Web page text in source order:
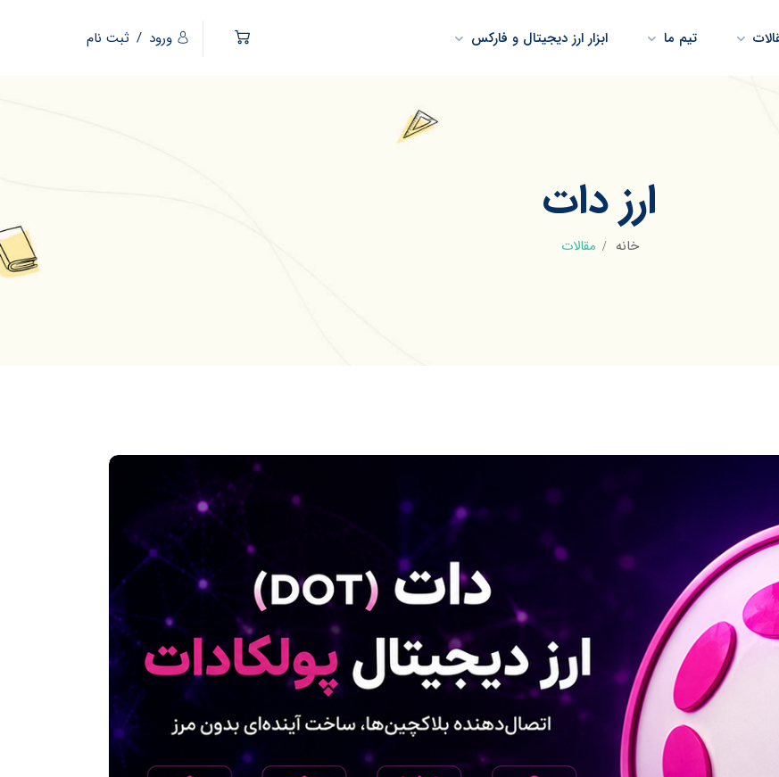
تیم ما ابزار ارز دیجیتال و فارکس ورود / ثبت نام
ارز دات
خانه مقالات